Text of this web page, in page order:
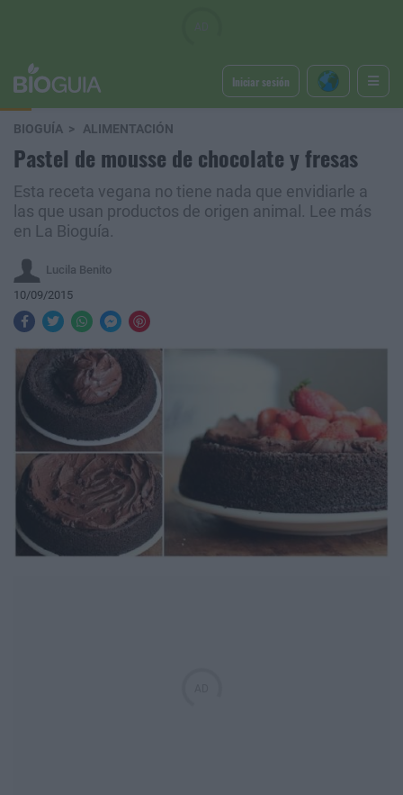
Iniciar sesión
BIOGUÍA ALIMENTACIÓN
Pastel de mousse de chocolate y fresas
Esta receta vegana no tiene nada que envidiarle a
las que usan productos de origen animal. Lee más
en La Bioguía.
Lucila Benito
10/09/2015